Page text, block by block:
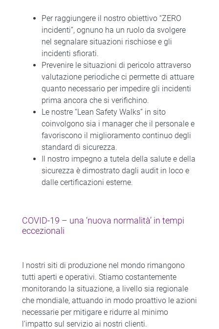
Per raggiungere il nostro obiettivo “ZERO
incidenti”, ognuno ha un ruolo da svolgere
nel segnalare situazioni rischiose e gli
incidenti sfiorati.
Prevenire le situazioni di pericolo attraverso
valutazione periodiche ci permette di attuare
quanto necessario per impedire gli incidenti
prima ancora che si verifichino.
Le nostre “Lean Safety Walks” in sito
coinvolgono sia i manager che il personale e
favoriscono il miglioramento continuo degli
standard di sicurezza.
Il nostro impegno a tutela della salute e della
sicurezza è dimostrato dagli audit in loco e
dalle certificazioni esterne.
COVID-19 – una ‘nuova normalità’ in tempi
eccezionali
I nostri siti di produzione nel mondo rimangono
tutti aperti e operativi. Stiamo costantemente
monitorando la situazione, a livello sia regionale
che mondiale, attuando in modo proattivo le azioni
necessarie per mitigare e ridurre al minimo
l’impatto sul servizio ai nostri clienti.